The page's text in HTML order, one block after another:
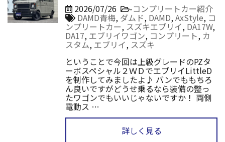
2026/07/26 -コンプリートカー紹介
DAMD青梅, ダムド, DAMD,AxStyle, コ
ンプリートカー, スズキエブリイ, DA17W,
DA17, エブリイワゴン, コンプリート, カ
スタム, エブリイ, スズキ
ということで今回は上級グレードのPZタ
ーボスペシャル２ＷＤでエブリイLittleD
を制作してみましたよ♪ バンでももちろ
ん良いですがどうせ乗るなら装備の整っ
たワゴンでもいいじゃないですか！ 両側
電動ス …
詳しく見る